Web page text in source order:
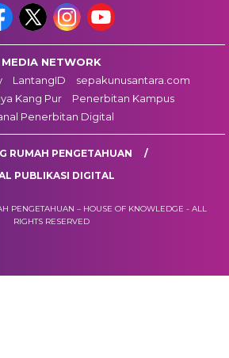
MEDIA NETWORK
LantangID
sepakunusantara.com
Kang Pur
Penerbitan Kampus
Penerbitan Digital
RUMAH PENGETAHUAN
PUBLIKASI DIGITAL
PENGETAHUAN – HOUSE OF KNOWLEDGE - ALL
RIGHTS RESERVED